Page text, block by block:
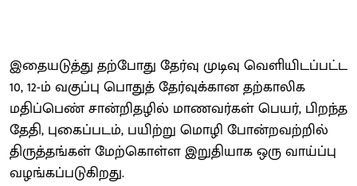
இதையடுத்து தற்போது தேர்வு முடிவு வெளியிடப்பட்ட
10, 12-ம் வகுப்பு பொதுத் தேர்வுக்கான தற்காலிக
மதிப்பெண் சான்றிதழில் மாணவர்கள் பெயர், பிறந்த
தேதி, புகைப்படம், பயிற்று மொழி போன்றவற்றில்
திருத்தங்கள் மேற்கொள்ள இறுதியாக ஒரு வாய்ப்பு
வழங்கப்படுகிறது.